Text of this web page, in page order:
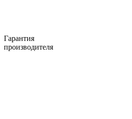
Гарантия
производителя